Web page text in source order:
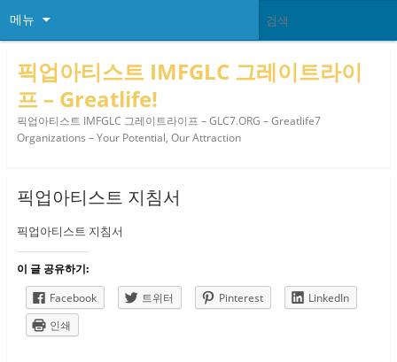
메뉴
픽업아티스트 IMFGLC 그레이트라이
프 – Greatlife!
픽업아티스트 IMFGLC 그레이트라이프 – GLC7.ORG – Greatlife7
Organizations – Your Potential, Our Attraction
픽업아티스트 지침서
픽업아티스트 지침서
이 글 공유하기:
Facebook
트위터 Pinterest
LinkedIn
인쇄